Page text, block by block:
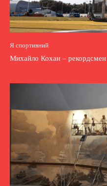
Я спортивний
Михайло Кохан –